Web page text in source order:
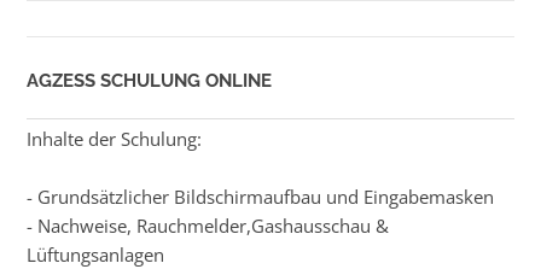
AGZESS SCHULUNG ONLINE
Inhalte der Schulung:
- Grundsätzlicher Bildschirmaufbau und Eingabemasken
- Nachweise, Rauchmelder,Gashausschau &
Lüftungsanlagen